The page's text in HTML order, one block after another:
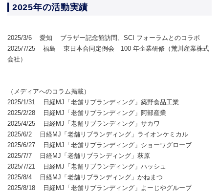
2025年の活動実績
2025/3/6 愛知 ブラザー記念館訪問、SCI フォーラムとのコラボ
2025/7/25 福島 東日本合同定例会 100 年企業研修（荒川産業株式
会社）
（メディアへのコラム掲載）
2025/1/31 日経MJ「老舗リブランディング」築野食品工業
2025/2/28 日経MJ「老舗リブランディング」阿部産業
2025/4/25 日経MJ「老舗リブランディング」サカワ
2025/6/2 日経MJ「老舗リブランディング」ライオンケミカル
2025/6/27 日経MJ「老舗リブランディング」ショーワグローブ
2025/7/7 日経MJ「老舗リブランディング」萩原
2025/7/21 日経MJ「老舗リブランディング」ハッシュ
2025/8/4 日経MJ「老舗リブランディング」かねまつ
2025/8/18 日経MJ「老舗リブランディング」よーじやグループ